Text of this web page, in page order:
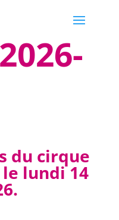
du cirque
lundi 14